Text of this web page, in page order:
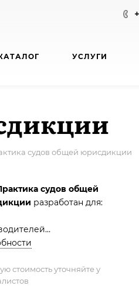
УСЛУГИ
судов общей юрисдикции
судов общей
разработан для:
стоимость уточняйте у